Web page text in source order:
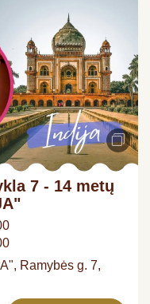
7 - 14 metų
Ramybės g. 7,